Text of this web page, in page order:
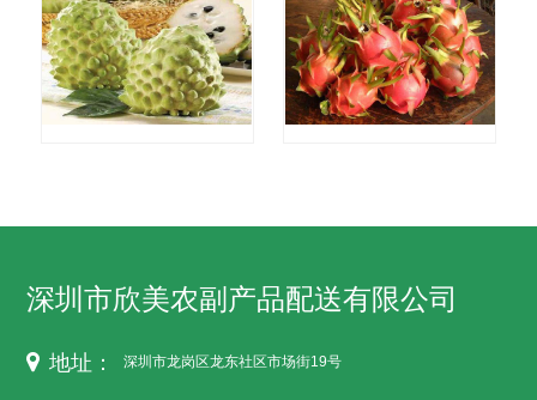
深圳市欣美农副产品配送有限公司
地址： 深圳市龙岗区龙东社区市场街19号